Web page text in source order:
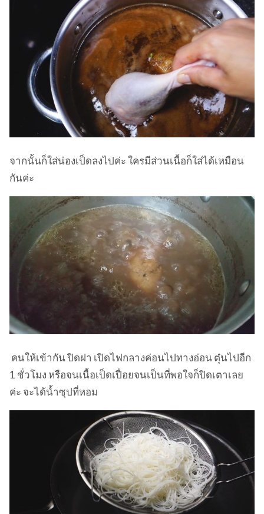
จากนั้นก็ใส่น่องเป็ดลงไปค่ะ ใครมีส่วนเนื้อก็ใส่ได้เหมือน
กันค่ะ
คนให้เข้ากัน ปิดฝา เปิดไฟกลางค่อนไปทางอ่อน ตุ๋นไปอีก
1 ชั่วโมง หรือจนเนื้อเป็ดเปื่อยจนเป็นที่พอใจก็ปิดเตาเลย
ค่ะ จะได้น้ำซุปที่หอม